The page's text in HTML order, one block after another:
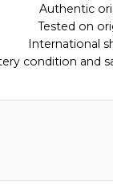
Authentic
Tested on
International
condition